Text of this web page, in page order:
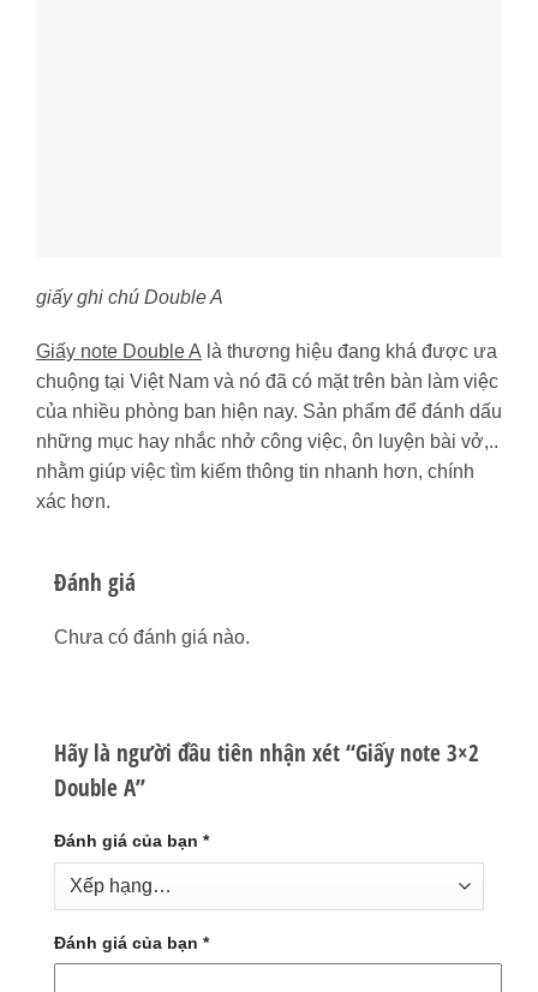
giấy ghi chú Double A
Giấy note Double A là thương hiệu đang khá được ưa
chuộng tại Việt Nam và nó đã có mặt trên bàn làm việc
của nhiều phòng ban hiện nay. Sản phẩm để đánh dấu
những mục hay nhắc nhở công việc, ôn luyện bài vở,..
nhằm giúp việc tìm kiếm thông tin nhanh hơn, chính
xác hơn.
Đánh giá
Chưa có đánh giá nào.
Hãy là người đầu tiên nhận xét “Giấy note 3×2
Double A”
Đánh giá của bạn *
Đánh giá của bạn *